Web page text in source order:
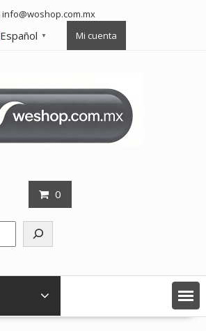
info@woshop.com.mx
Español ▼ Mi cuenta
0